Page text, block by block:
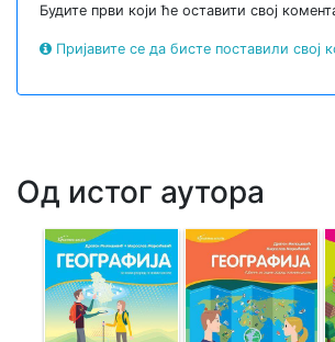
Будите први који ће оставити свој
Пријавите се да бисте поставили свој
Од истог аутора